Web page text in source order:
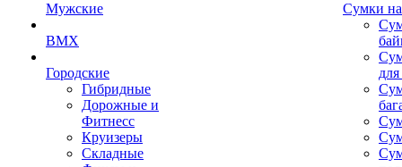
Мужские
BMX
Городские
Гибридные
Дорожные и
Фитнесс
Круизеры
Складные
Сумки